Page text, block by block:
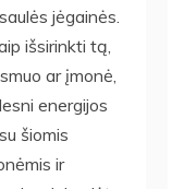
jėgainės.
išsirinkti tą,
ar įmonė,
energijos
šiomis
ir